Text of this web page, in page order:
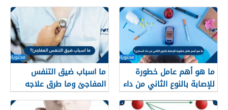
ما هو أهم عامل خطورة
للإصابة بالنوع الثاني من داء
السكري؟
ما اسباب ضيق التنفس
المفاجئ وما طرق علاجه
والوقاية من حدوثه